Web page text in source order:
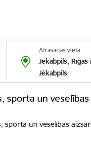
Atrašanās vieta
Jēkabpils, Rīgas
Jēkabpils
sporta un veselības
un veselības